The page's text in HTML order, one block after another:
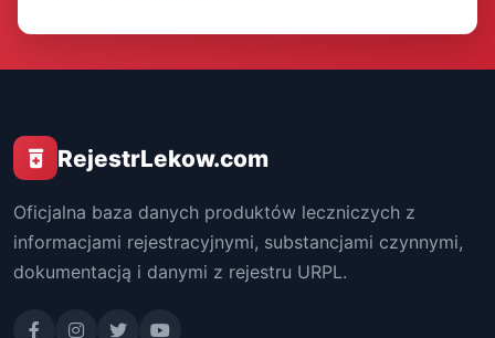
RejestrLekow.com
Oficjalna baza danych produktów leczniczych z
informacjami rejestracyjnymi, substancjami czynnymi,
dokumentacją i danymi z rejestru URPL.